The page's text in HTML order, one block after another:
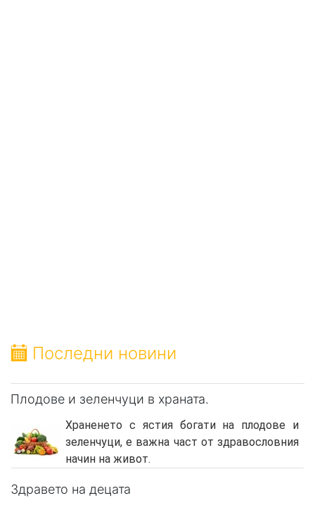
Последни новини
Плодове и зеленчуци в храната.
Храненето с ястия богати на плодове и
зеленчуци, е важна част от здравословния
начин на живот.
Здравето на децата